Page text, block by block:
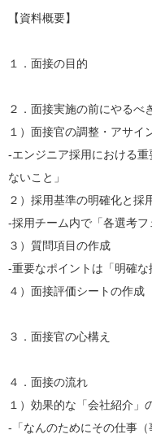
【資料概要】
１．面接の目的
２．面接実施の前にやるべ
１）面接官の調整・アサイ
-エンジニア採用における
ないこと」
２）採用基準の明確化と採
-採用チーム内で「各選考フ
３）質問項目の作成
-重要なポイントは「明確な
４）面接評価シートの作成
３．面接官の心構え
４．面接の流れ
１）効果的な「会社紹介」
-「なんのためにその仕事